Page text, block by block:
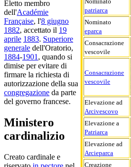
patriarca
Nominato
eparca
Consacrazione
vescovile
Consacrazione
vescovile
Elevazione ad
Arcivescovo
Elevazione a
Patriarca
Elevazione ad
Arcieparca
Creazione
Eletto membro
dell'Académie
Française, l'8 giugno
1882, accettato il 19
aprile 1883. Superiore
generale dell'Oratorio,
1884-1901 , quando si
dimise per evitare di
firmare la richiesta di
autorizzazione della sua
congregazione da parte
del governo francese.
Ministero
cardinalizio
Creato cardinale e